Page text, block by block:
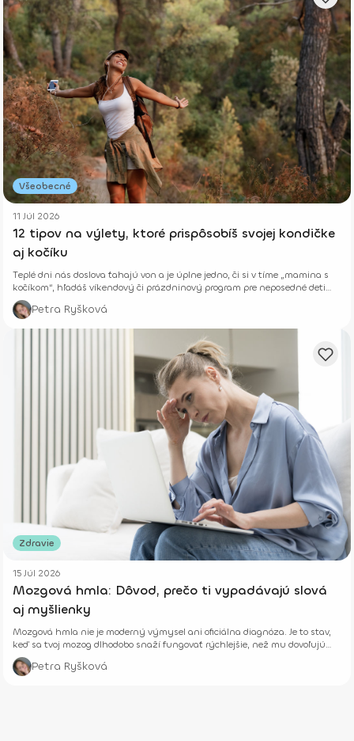
Všeobecné
11 Júl 2026
12 tipov na výlety, ktoré prispôsobíš svojej kondičke
aj kočíku
Teplé dni nás doslova ťahajú von a je úplne jedno, či si v tíme „mamina s
kočíkom“, hľadáš víkendový či prázdninový program pre neposedné deti
alebo si len chceš vyvetrať hlavu s kamoškou, či partnerom.
Petra Ryšková
Zdravie
15 Júl 2026
Mozgová hmla: Dôvod, prečo ti vypadávajú slová
aj myšlienky
Mozgová hmla nie je moderný výmysel ani oficiálna diagnóza. Je to stav,
keď sa tvoj mozog dlhodobo snaží fungovať rýchlejšie, než mu dovoľujú
jeho biologické limity.
Petra Ryšková